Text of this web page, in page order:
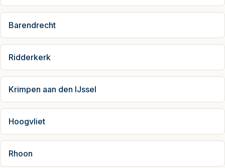
Barendrecht
Ridderkerk
Krimpen aan den IJssel
Hoogvliet
Rhoon